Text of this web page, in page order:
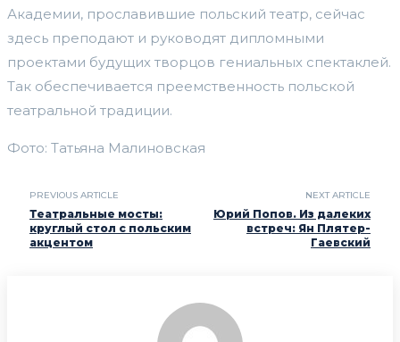
Академии, прославившие польский театр, сейчас
здесь преподают и руководят дипломными
проектами будущих творцов гениальных спектаклей.
Так обеспечивается преемственность польской
театральной традиции.
Фото: Татьяна Малиновская
PREVIOUS ARTICLE
Театральные мосты:
круглый стол с польским
акцентом
NEXT ARTICLE
Юрий Попов. Из далеких
встреч: Ян Плятер-
Гаевский